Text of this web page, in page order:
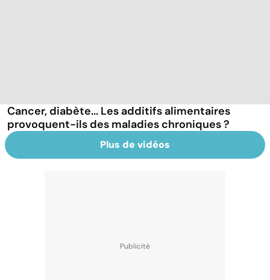
Cancer, diabète... Les additifs alimentaires
provoquent-ils des maladies chroniques ?
Plus de vidéos